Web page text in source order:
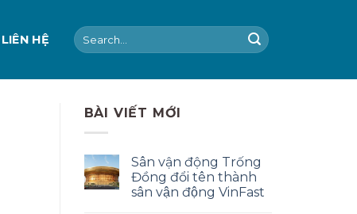
LIÊN HỆ
Search
for:
BÀI VIẾT MỚI
Sân vận động Trống
Đồng đổi tên thành
sân vận động VinFast